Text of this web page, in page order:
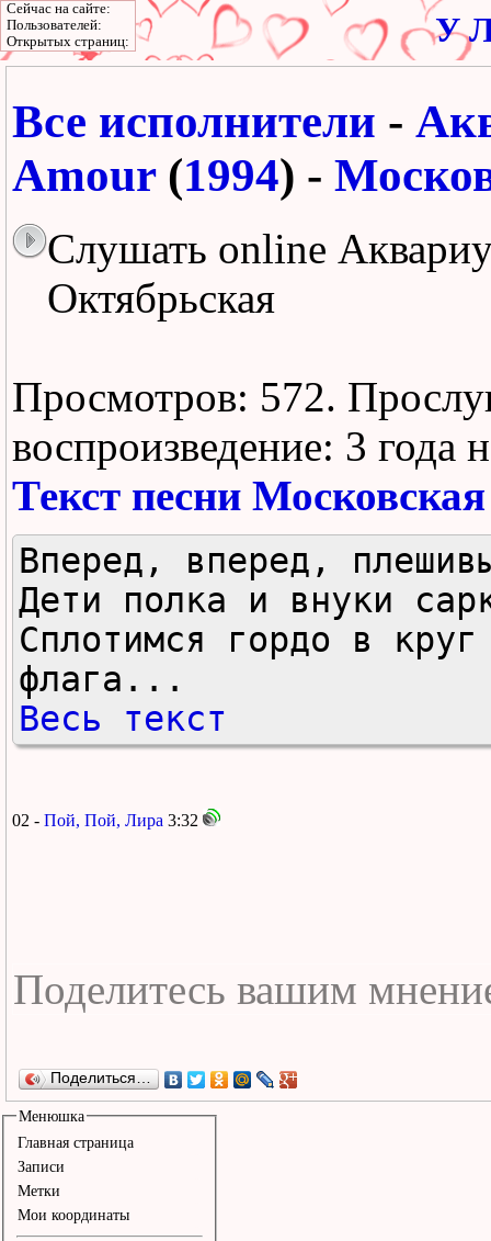
У
Все исполнители -
Amour(1994) -
Слушать online
Октябрьская
Просмотров: 572.
воспроизведение: 3 года
Текст песни
Вперед, вперед,
Дети полка и внуки
Сплотимся гордо в круг
флага...
Весь текст
02 - Пой, Пой, Лира 3:32
Поделиться…
Менюшка
Главная страница
Записи
Метки
Мои координаты
Сейчас на сайте:
Пользователей:
Открытых страниц: